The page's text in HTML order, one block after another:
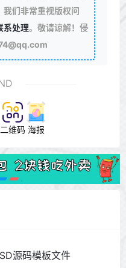
们非常重视版权问
系处理。敬请谅解！侵
二维码 海报
源码模板文件